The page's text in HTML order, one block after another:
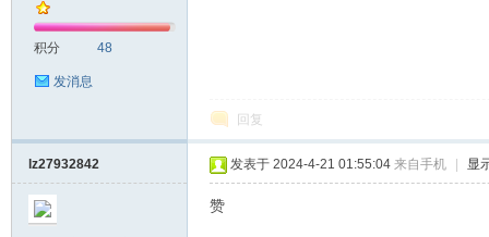
积分 48
发消息
回复
lz27932842 发表于 2024-4-21 01:55:04 来自手机 显
赞